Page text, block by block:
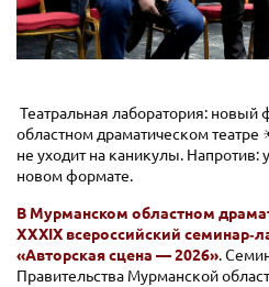
Театральная лаборатория:
областном драматическом
не уходит на каникулы. Напротив:
новом формате.
В Мурманском областном
XXXIX всероссийский
«Авторская сцена — 2026».
Правительства Мурманской